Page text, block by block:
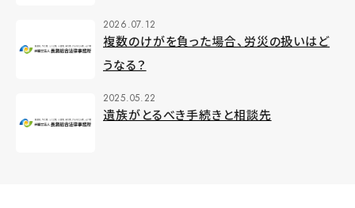
2026.07.12
複数のけがを負った場合、労災の扱いはど
うなる？
2025.05.22
遺族がとるべき手続きと相談先